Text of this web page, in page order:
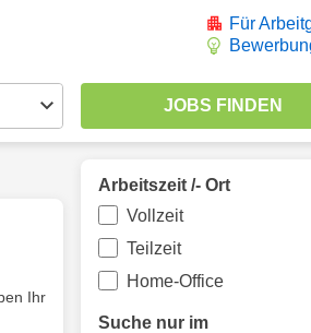
Für
Ihr
Arbeitszeit /- Ort
Vollzeit
Teilzeit
Home-Office
Suche nur im